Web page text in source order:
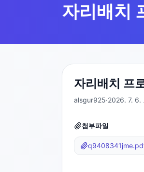
자리배치
자리배치 프
alsgur925·2026. 7. 6.
첨부파일